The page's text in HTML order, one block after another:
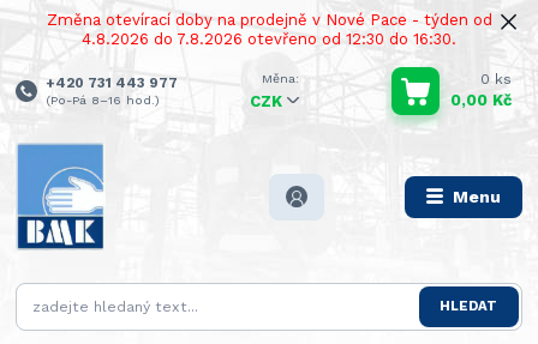
Změna otevírací doby na prodejně v Nové Pace - týden od
4.8.2026 do 7.8.2026 otevřeno od 12:30 do 16:30.
Menu
CZK
HLEDAT
+420 731 443 977
(Po-Pá 8–16 hod.)
0 ks
0,00 Kč